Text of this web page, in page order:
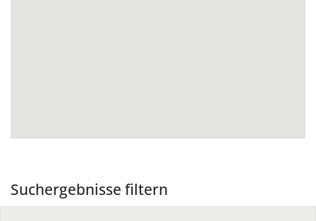
Suchergebnisse filtern